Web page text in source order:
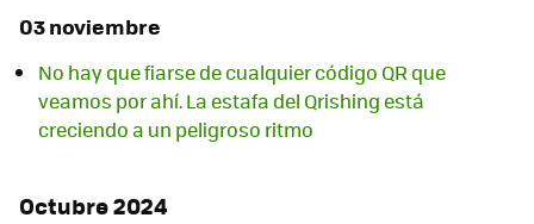
03 noviembre
No hay que fiarse de cualquier código QR que
veamos por ahí. La estafa del Qrishing está
creciendo a un peligroso ritmo
Octubre 2024